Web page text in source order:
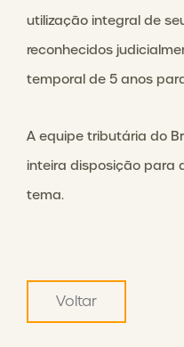
utilização integral de
reconhecidos
temporal de 5 anos
A equipe tributária do
inteira disposição para
tema.
Voltar